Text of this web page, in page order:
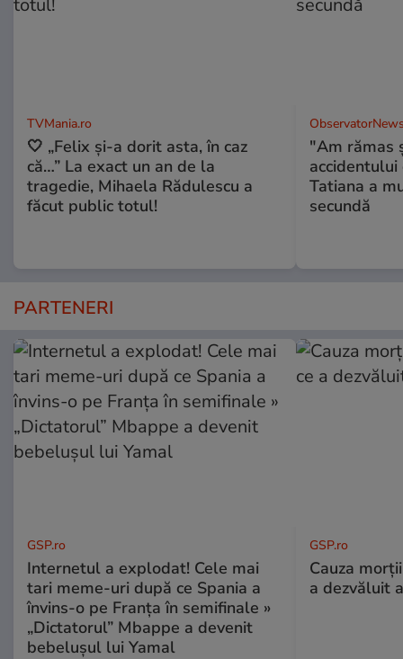
TVMania.ro
🤍 „Felix și-a dorit asta, în caz
că…” La exact un an de la
tragedie, Mihaela Rădulescu a
făcut public totul!
"Am rămas
accidentului
Tatiana a
secundă
PARTENERI
GSP.ro
Internetul a explodat! Cele mai
tari meme-uri după ce Spania a
învins-o pe Franța în semifinale »
„Dictatorul” Mbappe a devenit
bebelușul lui Yamal
GSP.ro
Cauza
a dezvăluit